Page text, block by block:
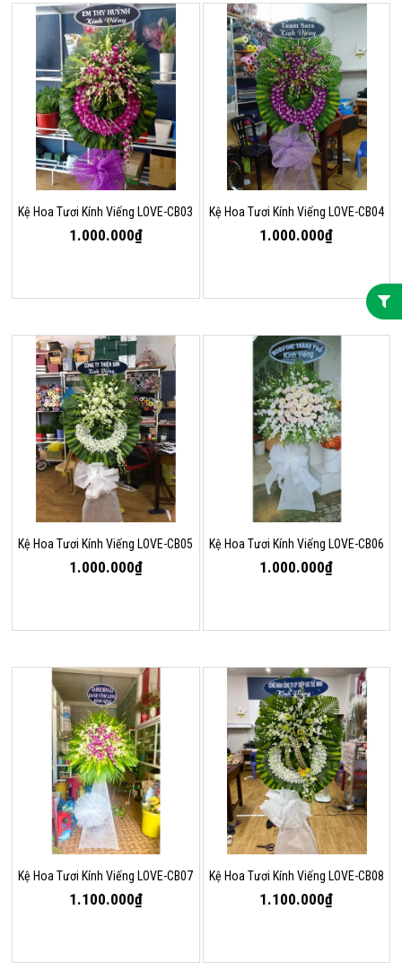
Kệ Hoa Tươi Kính Viếng LOVE-CB03
1.000.000₫
Kệ Hoa Tươi Kính Viếng LOVE-CB04
1.000.000₫
Kệ Hoa Tươi Kính Viếng LOVE-CB05
1.000.000₫
Kệ Hoa Tươi Kính Viếng LOVE-CB06
1.000.000₫
Kệ Hoa Tươi Kính Viếng LOVE-CB07
1.100.000₫
Kệ Hoa Tươi Kính Viếng LOVE-CB08
1.100.000₫